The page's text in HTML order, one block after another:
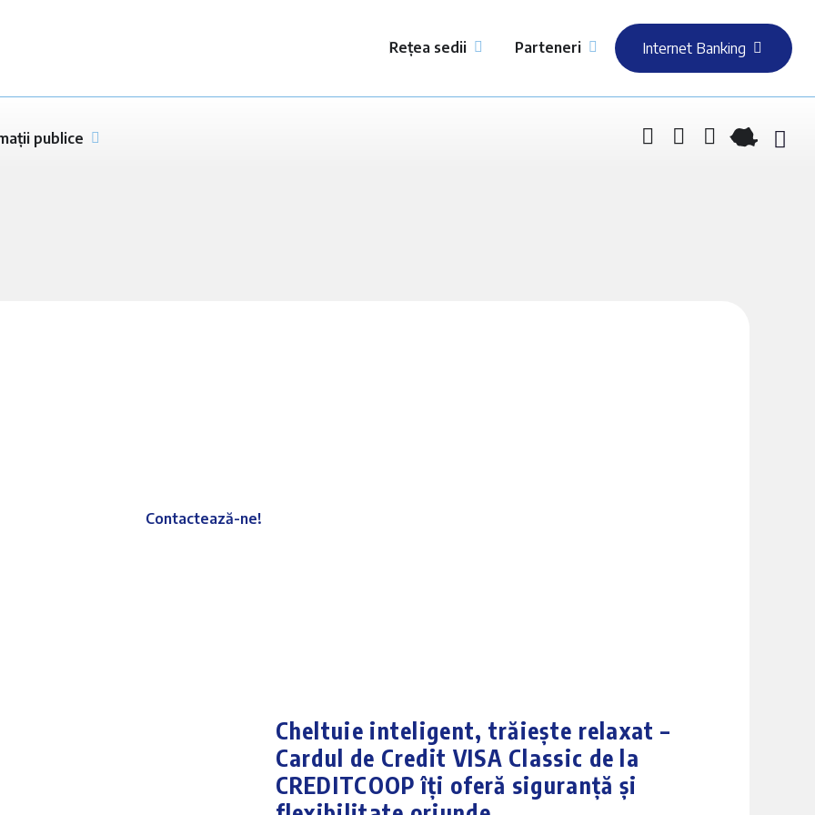
Rețea sedii Parteneri Internet Banking
publice
Contactează-ne!
Cheltuie inteligent, trăiește relaxat –
Cardul de Credit VISA Classic de la
CREDITCOOP îți oferă siguranță și